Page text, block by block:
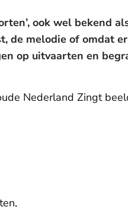
ook wel bekend
de melodie of omdat
op uitvaarten en
Nederland Zingt